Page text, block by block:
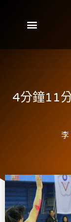
4分鐘11
李